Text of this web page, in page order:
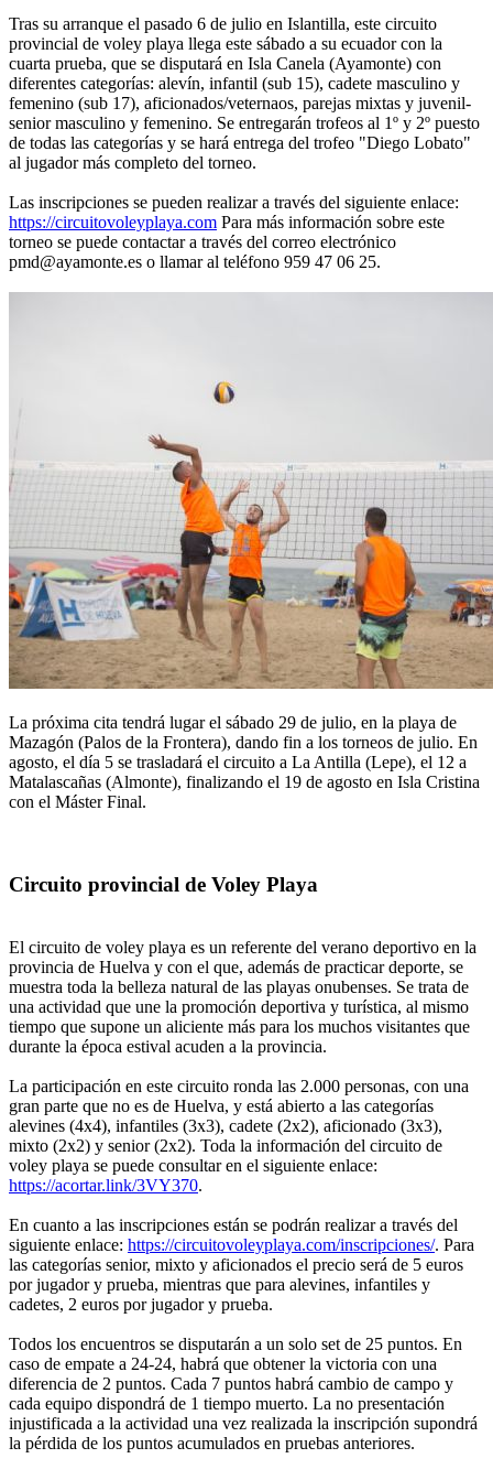
Tras su arranque el pasado 6 de julio en Islantilla, este circuito
provincial de voley playa llega este sábado a su ecuador con la
cuarta prueba, que se disputará en Isla Canela (Ayamonte) con
diferentes categorías: alevín, infantil (sub 15), cadete masculino y
femenino (sub 17), aficionados/veternaos, parejas mixtas y juvenil-
senior masculino y femenino. Se entregarán trofeos al 1º y 2º puesto
de todas las categorías y se hará entrega del trofeo "Diego Lobato"
al jugador más completo del torneo.
Las inscripciones se pueden realizar a través del siguiente enlace:
https://circuitovoleyplaya.com Para más información sobre este
torneo se puede contactar a través del correo electrónico
pmd@ayamonte.es o llamar al teléfono 959 47 06 25.
La próxima cita tendrá lugar el sábado 29 de julio, en la playa de
Mazagón (Palos de la Frontera), dando fin a los torneos de julio. En
agosto, el día 5 se trasladará el circuito a La Antilla (Lepe), el 12 a
Matalascañas (Almonte), finalizando el 19 de agosto en Isla Cristina
con el Máster Final.
Circuito provincial de Voley Playa
El circuito de voley playa es un referente del verano deportivo en la
provincia de Huelva y con el que, además de practicar deporte, se
muestra toda la belleza natural de las playas onubenses. Se trata de
una actividad que une la promoción deportiva y turística, al mismo
tiempo que supone un aliciente más para los muchos visitantes que
durante la época estival acuden a la provincia.
La participación en este circuito ronda las 2.000 personas, con una
gran parte que no es de Huelva, y está abierto a las categorías
alevines (4x4), infantiles (3x3), cadete (2x2), aficionado (3x3),
mixto (2x2) y senior (2x2). Toda la información del circuito de
voley playa se puede consultar en el siguiente enlace:
https://acortar.link/3VY370.
En cuanto a las inscripciones están se podrán realizar a través del
siguiente enlace: https://circuitovoleyplaya.com/inscripciones/. Para
las categorías senior, mixto y aficionados el precio será de 5 euros
por jugador y prueba, mientras que para alevines, infantiles y
cadetes, 2 euros por jugador y prueba.
Todos los encuentros se disputarán a un solo set de 25 puntos. En
caso de empate a 24-24, habrá que obtener la victoria con una
diferencia de 2 puntos. Cada 7 puntos habrá cambio de campo y
cada equipo dispondrá de 1 tiempo muerto. La no presentación
injustificada a la actividad una vez realizada la inscripción supondrá
la pérdida de los puntos acumulados en pruebas anteriores.